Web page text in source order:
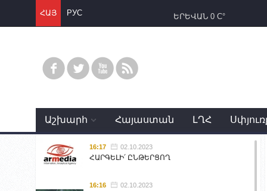
ՀԱՅ РУС ԵՐԵՎԱՆ 0 C°
Աշխարհ Հայաստան ԼՂՀ
16:17 02.10.2023
ՀԱՐԳԵԼԻ՛ ԸՆԹԵՐՑՈՂ
16:16 02.10.2023